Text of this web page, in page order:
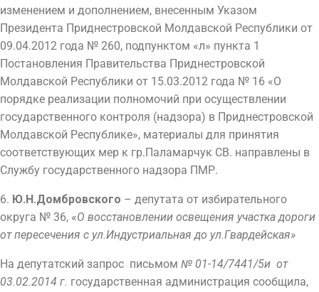
изменением и дополнением, внесенным Указом
Президента Приднестровской Молдавской Республики от
09.04.2012 года № 260, подпунктом «л» пункта 1
Постановления Правительства Приднестровской
Молдавской Республики от 15.03.2012 года № 16 «О
порядке реализации полномочий при осуществлении
государственного контроля (надзора) в Приднестровской
Молдавской Республике», материалы для принятия
соответствующих мер к гр.Паламарчук СВ. направлены в
Службу государственного надзора ПМР.
6. Ю.Н.Домбровского – депутата от избирательного
округа № 36, «О восстановлении освещения участка дороги
от пересечения с ул.Индустриальная до ул.Гвардейская»
На депутатский запрос письмом № 01-14/7441/5и от
03.02.2014 г. государственная администрация сообщила,